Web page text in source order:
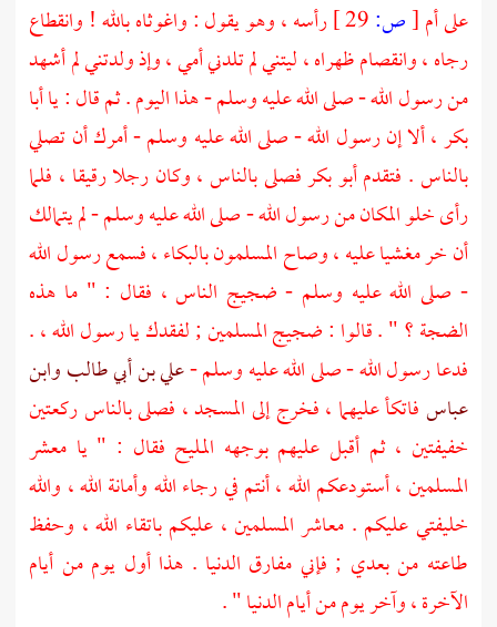
على أم[ص:
رأسه ، وهو يقول : واغوثاه بالله ! وانقطاع
رجاه ، وانقصام ظهراه ، ليتني لم تلدني أمي ، وإذ ولدتني لم أشهد
من رسول الله - صلى الله عليه وسلم - هذا اليوم . ثم قال : ياأبا
بكر، ألا إن رسول الله - صلى الله عليه وسلم - أمرك أن تصلي
بالناس . فتقدمأبو بكرفصلى بالناس ، وكان رجلا رقيقا ، فلما
رأى خلو المكان من رسول الله - صلى الله عليه وسلم - لم يتمالك
أن خر مغشيا عليه ، وصاح المسلمون بالبكاء ، فسمع رسول الله
- صلى الله عليه وسلم - ضجيج الناس ، فقال : " ما هذه
الضجة ؟ " . قالوا : ضجيج المسلمين ; لفقدك يا رسول الله ، .
فدعا رسول الله - صلى الله عليه وسلم -علي بن أبي طالبوابن
عباسفاتكأ عليهما ، فخرج إلى المسجد ، فصلى بالناس ركعتين
خفيفتين ، ثم أقبل عليهم بوجهه المليح فقال : " يا معشر
المسلمين ، أستودعكم الله ، أنتم في رجاء الله وأمانة الله ، والله
خليفتي عليكم . معاشر المسلمين ، عليكم باتقاء الله ، وحفظ
طاعته من بعدي ; فإني مفارق الدنيا . هذا أول يوم من أيام
الآخرة ، وآخر يوم من أيام الدنيا " .